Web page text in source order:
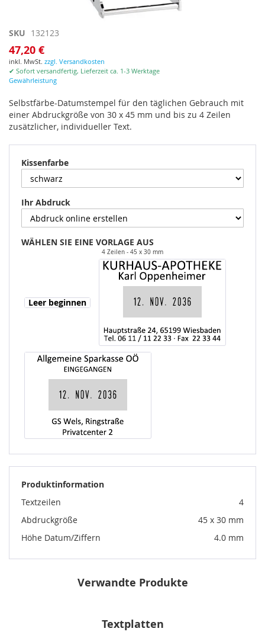
Zum
Anfang
der
Bildgalerie
springen
SKU 132123
47,20 €
inkl. MwSt. zzgl. Versandkosten
✔ Sofort versandfertig, Lieferzeit ca. 1-3 Werktage
Gewährleistung
Selbstfärbe-Datumstempel für den täglichen Gebrauch mit
einer Abdruckgröße von 30 x 45 mm und bis zu 4 Zeilen
zusätzlicher, individueller Text.
Kissenfarbe
Ihr Abdruck
WÄHLEN SIE EINE VORLAGE AUS
4 Zeilen 45 x 30 mm
Leer beginnen
Produktinformation
Textzeilen
4
Abdruckgröße
45 x 30 mm
Höhe Datum/Ziffern
4.0 mm
Verwandte Produkte
Textplatten